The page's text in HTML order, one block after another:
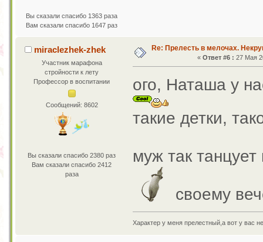
Вы сказали спасибо 1363 раза
Вам сказали спасибо 1647 раз
miraclezhek-zhek
Участник марафона
стройности к лету
Профессор в воспитании
Сообщений: 8602
Вы сказали спасибо 2380 раз
Вам сказали спасибо 2412
раза
Re: Прелесть в мелочах.
«Ответ #6 : 27 Мая
ого, Наташа у
такие детки,
муж так
своему
Характер у меня прелестный,а вот у вас